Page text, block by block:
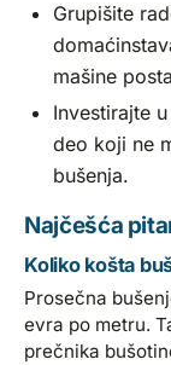
Grupišite
mašine
Investirajte
deo koji ne
bušenja.
Najčešća
Koliko košta
Prosečna
evra po metru.
prečnika